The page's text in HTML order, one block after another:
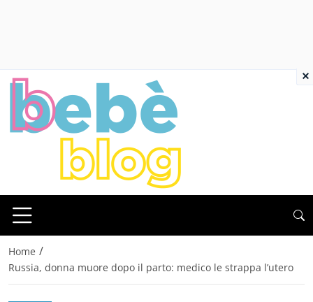
Home /
Russia, donna muore dopo il parto: medico le strappa l’utero
×